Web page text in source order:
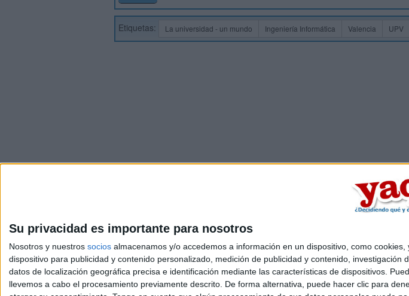
Su privacidad es importante para nosotros
Nosotros y nuestros socios almacenamos y/o accedemos a información en un dispositivo, como
dispositivo para publicidad y contenido personalizado, medición de publicidad y contenido, investigación
datos de localización geográfica precisa e identificación mediante las características de dispositivos.
llevemos a cabo el procesamiento previamente descrito. De forma alternativa, puede hacer clic para
Etiquetas: La universidad - un mundo Ingeniería Informática Valencia UPV
Quiénes somos|
Aviso legal|Politica de privacidad|
© 2003-2026Compás Mediterráneo S.L.- Diego de